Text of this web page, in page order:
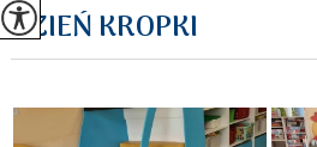
DZIEŃ KROPKI